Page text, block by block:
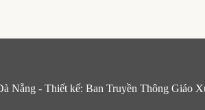
Nẵng - Thiết kế: Ban Truyền Thông Giáo